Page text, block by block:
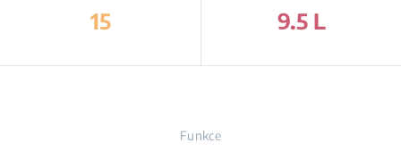
15 9.5 L
Funkce